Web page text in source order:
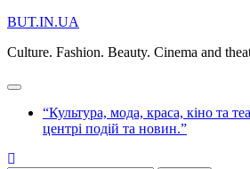
Перейти
вмісту
BUT.IN.UA
Culture. Fashion. Beauty. Cinema and
“Культура, мода, краса, кіно та
центрі подій та новин.”